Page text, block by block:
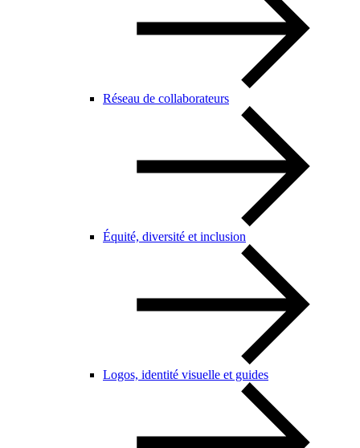
Réseau de collaborateurs
Équité, diversité et inclusion
Logos, identité visuelle et guides